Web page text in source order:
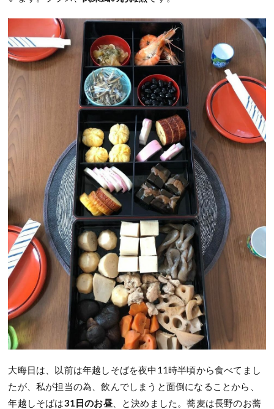
大晦日は、以前は年越しそばを夜中11時半頃から食べてまし
たが、私が担当の為、飲んでしまうと面倒になることから、
年越しそばは31日のお昼、と決めました。蕎麦は長野のお蕎